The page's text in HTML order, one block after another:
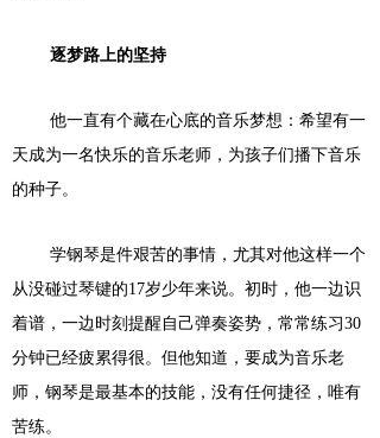
逐梦路上的坚持
他一直有个藏在心底的音乐梦想：希望有一
天成为一名快乐的音乐老师，为孩子们播下音乐
的种子。
学钢琴是件艰苦的事情，尤其对他这样一个
从没碰过琴键的17岁少年来说。初时，他一边识
着谱，一边时刻提醒自己弹奏姿势，常常练习30
分钟已经疲累得很。但他知道，要成为音乐老
师，钢琴是最基本的技能，没有任何捷径，唯有
苦练。